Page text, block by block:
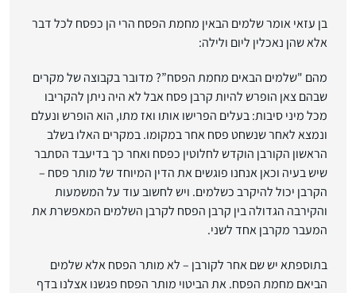
בן עזאי אומר שלמים הבאין מחמת הפסח הרי הן כפסח לכל דבר
אלא שהן נאכלין ליום ולילה:
מהם "שלמים הבאים מחמת הפסח”? מדובר בקבוצה של מקרים
שבהם צאן הופרש להיות קרבן פסח אבל לא היה ניתן להקריבו
מכל מיני סיבות: בעלים הפרישו אותו ואז מתו, הוא הופרש ונעלם
ונמצא לאחר שנשחט פסח אחר במקומו. במקרים האלו בשלב
הראשון הקורבן הוקדש לחלוטין כפסח ואחר כך בדיעבד הסתבר
שיש בעיה וכאן אנחנו פוגשים את הדין המיוחד של מותר פסח –
הקרבן יכול להיקרב כשלמים. ויש לחשוב עוד על המשמעות
והקירבה הגדולה בין קרבן הפסח לקרבן השלמים המאפשרת את
המעבר מקרבן אחד לשני.
בתוספתא יש שם אחר לקורבן – לא מותר הפסח אלא שלמים
הביאם מחמת הפסח. את הביטוי מותר הפסח פגשנו אצלנו בדף